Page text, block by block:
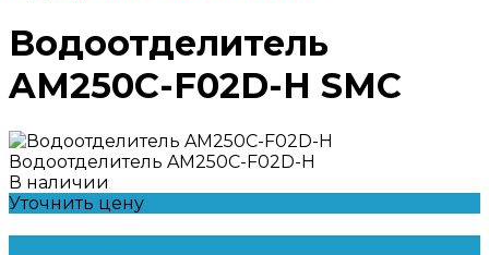
Водоотделитель
AM250C-F02D-H SMC
Водоотделитель AM250C-F02D-H
В наличии
Уточнить цену